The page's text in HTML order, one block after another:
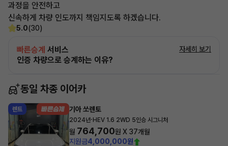
과정을 안전하고
신속하게 차량 인도까지 책임지도록 하겠습니다.
5.0(30)
빠른승계 서비스
인증 차량으로 승계하는 이유?
자세히 보기
동일 차종 이어카
렌트 기아 쏘렌토
2024년· HEV 1.6 2WD 5인승 시그니처
월 764,700원 X 37개월
지원금4,000,000원